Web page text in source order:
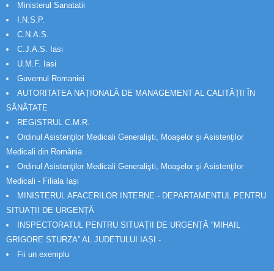
Ministerul Sanatatii
I.N.S.P.
C.N.A.S.
C.J.A.S. Iasi
U.M.F. Iasi
Guvernul Romaniei
AUTORITATEA NAȚIONALĂ DE MANAGEMENT AL CALITĂȚII ÎN
SĂNĂTATE
REGISTRUL C.M.R.
Ordinul Asistenţilor Medicali Generalişti, Moaşelor şi Asistenţilor
Medicali din România
Ordinul Asistenţilor Medicali Generalişti, Moaşelor şi Asistenţilor
Medicali - Filiala Iași
MINISTERUL AFACERILOR INTERNE - DEPARTAMENTUL PENTRU
SITUAȚII DE URGENȚĂ
INSPECTORATUL PENTRU SITUAȚII DE URGENȚĂ “MIHAIL
GRIGORE STURZA” AL JUDETULUI IAȘI -
Fii un exemplu